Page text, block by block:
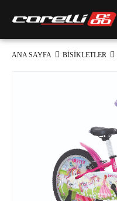
ANA SAYFA BİSİKLETLER